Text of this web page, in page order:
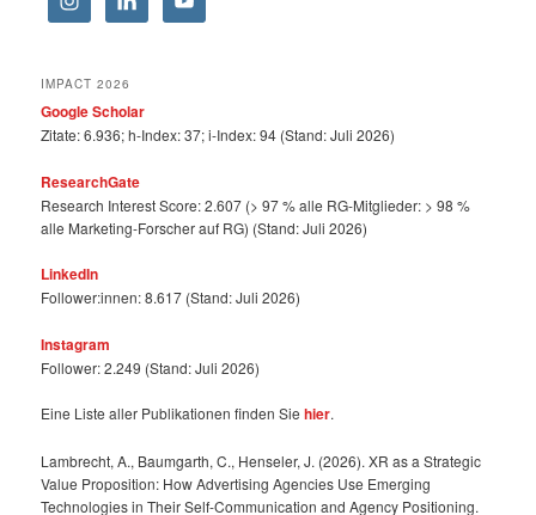
IMPACT 2026
Google Scholar
Zitate: 6.936; h-Index: 37; i-Index: 94 (Stand: Juli 2026)
ResearchGate
Research Interest Score: 2.607 (> 97 % alle RG-Mitglieder: > 98 %
alle Marketing-Forscher auf RG) (Stand: Juli 2026)
LinkedIn
Follower:innen: 8.617 (Stand: Juli 2026)
Instagram
Follower: 2.249 (Stand: Juli 2026)
Eine Liste aller Publikationen finden Siehier.
Lambrecht, A., Baumgarth, C., Henseler, J. (2026). XR as a Strategic
Value Proposition: How Advertising Agencies Use Emerging
Technologies in Their Self-Communication and Agency Positioning.